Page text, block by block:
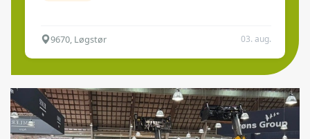
9670, Løgstør 03. aug.